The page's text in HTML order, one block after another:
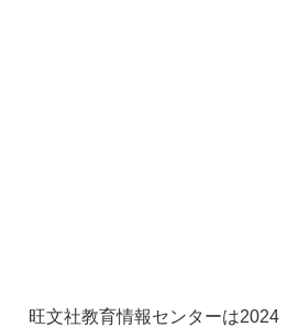
旺文社教育情報センターは2024